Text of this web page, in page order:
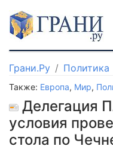
Грани.Ру Политика
Также: Европа, Мир,
Делегация
условия
стола по